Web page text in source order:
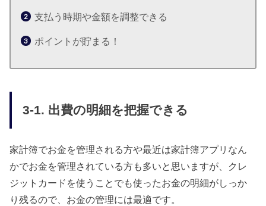
支払う時期や金額を調整できる
ポイントが貯まる！
3-1. 出費の明細を把握できる
家計簿でお金を管理される方や最近は家計簿アプリなん
かでお金を管理されている方も多いと思いますが、クレ
ジットカードを使うことでも使ったお金の明細がしっか
り残るので、お金の管理には最適です。